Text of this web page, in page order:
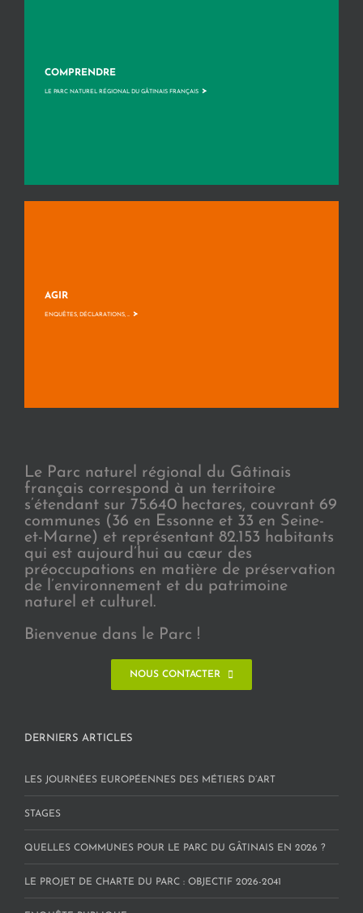
COMPRENDRE
LE PARC NATUREL RÉGIONAL DU GÂTINAIS FRANÇAIS >
AGIR
ENQUÊTES, DÉCLARATIONS, ... >
Le Parc naturel régional du Gâtinais
français correspond à un territoire
s’étendant sur 75.640 hectares, couvrant 69
communes (36 en Essonne et 33 en Seine-
et-Marne) et représentant 82.153 habitants
qui est aujourd’hui au cœur des
préoccupations en matière de préservation
de l’environnement et du patrimoine
naturel et culturel.
Bienvenue dans le Parc !
NOUS CONTACTER
DERNIERS ARTICLES
LES JOURNÉES EUROPÉENNES DES MÉTIERS D’ART
STAGES
QUELLES COMMUNES POUR LE PARC DU GÂTINAIS EN 2026 ?
LE PROJET DE CHARTE DU PARC : OBJECTIF 2026-2041